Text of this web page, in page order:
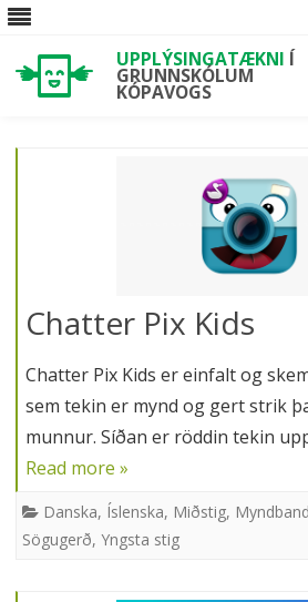
UPPLÝSINGATÆKNI Í
GRUNNSKÓLUM
KÓPAVOGS
Chatter Pix Kids
Chatter Pix Kids er einfalt og
sem tekin er mynd og gert strik
munnur. Síðan er röddin tekin
Read more »
Danska, Íslenska, Miðstig,
Sögugerð, Yngsta stig